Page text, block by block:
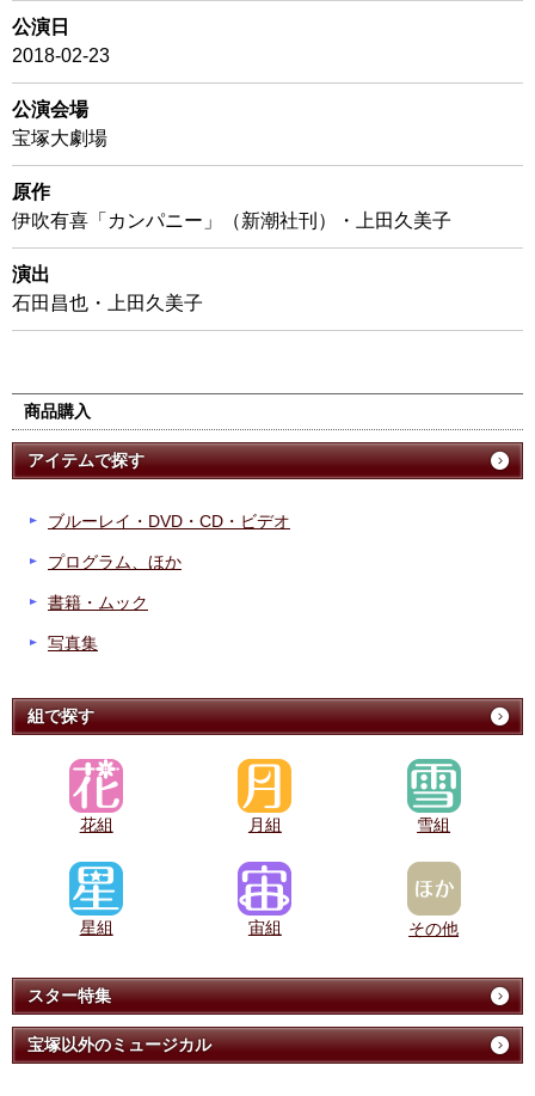
公演日
2018-02-23
公演会場
宝塚大劇場
原作
伊吹有喜「カンパニー」（新潮社刊）・上田久美子
演出
石田昌也・上田久美子
商品購入
アイテムで探す
ブルーレイ・DVD・CD・ビデオ
プログラム、ほか
書籍・ムック
写真集
組で探す
花組 月組 雪組
星組 宙組 その他
スター特集
宝塚以外のミュージカル